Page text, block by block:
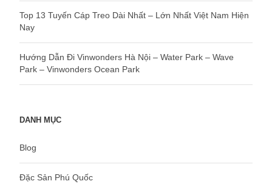
Top 13 Tuyến Cáp Treo Dài Nhất – Lớn Nhất Việt Nam Hiện
Nay
Hướng Dẫn Đi Vinwonders Hà Nội – Water Park – Wave
Park – Vinwonders Ocean Park
DANH MỤC
Blog
Đặc Sản Phú Quốc